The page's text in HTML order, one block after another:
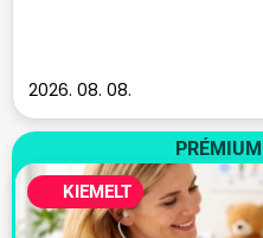
2026. 08. 08.
KIEMELT